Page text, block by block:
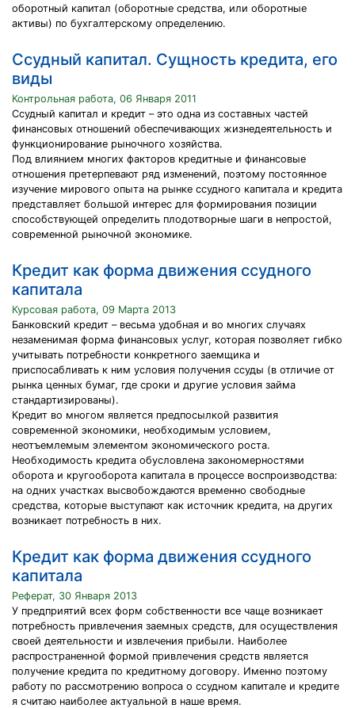
оборотный капитал (оборотные средства, или оборотные
активы) по бухгалтерскому определению.
Ссудный капитал. Сущность кредита, его
виды
Контрольная работа, 06 Января 2011
Ссудный капитал и кредит – это одна из составных частей
финансовых отношений обеспечивающих жизнедеятельность и
функционирование рыночного хозяйства.
Под влиянием многих факторов кредитные и финансовые
отношения претерпевают ряд изменений, поэтому постоянное
изучение мирового опыта на рынке ссудного капитала и кредита
представляет большой интерес для формирования позиции
способствующей определить плодотворные шаги в непростой,
современной рыночной экономике.
Кредит как форма движения ссудного
капитала
Курсовая работа, 09 Марта 2013
Банковский кредит – весьма удобная и во многих случаях
незаменимая форма финансовых услуг, которая позволяет гибко
учитывать потребности конкретного заемщика и
приспосабливать к ним условия получения ссуды (в отличие от
рынка ценных бумаг, где сроки и другие условия займа
стандартизированы).
Кредит во многом является предпосылкой развития
современной экономики, необходимым условием,
неотъемлемым элементом экономического роста.
Необходимость кредита обусловлена закономерностями
оборота и кругооборота капитала в процессе воспроизводства:
на одних участках высвобождаются временно свободные
средства, которые выступают как источник кредита, на других
возникает потребность в них.
Кредит как форма движения ссудного
капитала
Реферат, 30 Января 2013
У предприятий всех форм собственности все чаще возникает
потребность привлечения заемных средств, для осуществления
своей деятельности и извлечения прибыли. Наиболее
распространенной формой привлечения средств является
получение кредита по кредитному договору. Именно поэтому
работу по рассмотрению вопроса о ссудном капитале и кредите
я считаю наиболее актуальной в наше время.